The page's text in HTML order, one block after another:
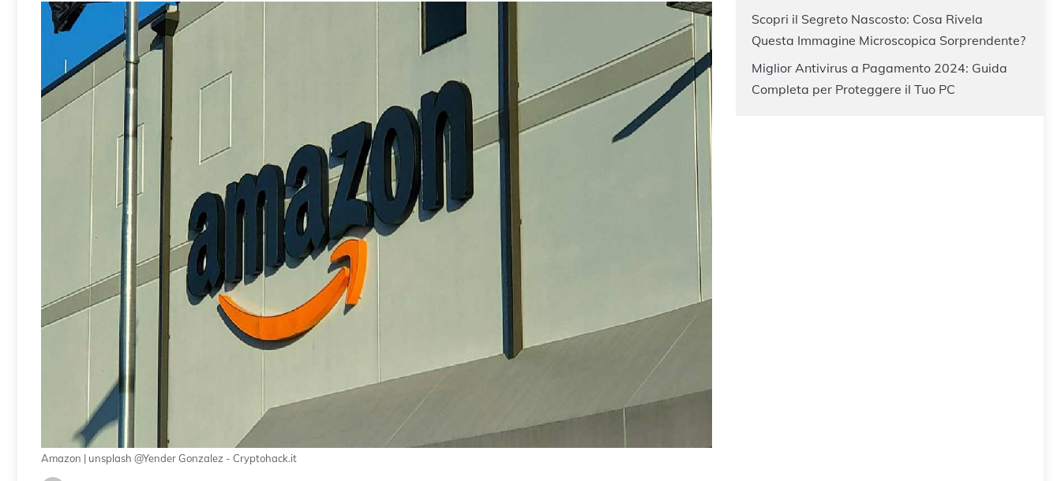
Amazon | unsplash @Yender Gonzalez - Cryptohack.it
Scopri il Segreto Nascosto: Cosa Rivela
Questa Immagine Microscopica Sorprendente?
Miglior Antivirus a Pagamento 2024: Guida
Completa per Proteggere il Tuo PC